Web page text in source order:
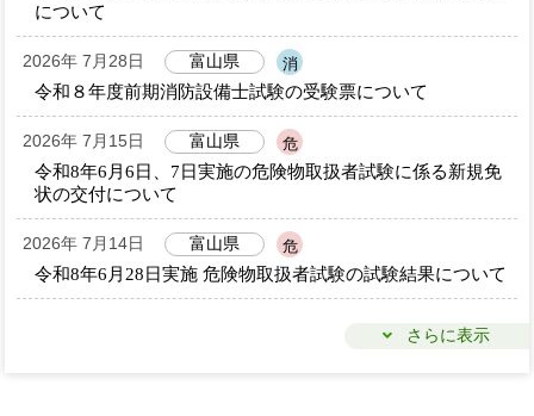
について
2026年 7月28日 富山県 消
令和８年度前期消防設備士試験の受験票について
2026年 7月15日 富山県 危
令和8年6月6日、7日実施の危険物取扱者試験に係る新規免
状の交付について
2026年 7月14日 富山県 危
令和8年6月28日実施 危険物取扱者試験の試験結果について
さらに表示